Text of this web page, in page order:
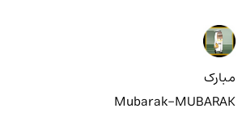
مبارک
Mubarak-MUBARAK